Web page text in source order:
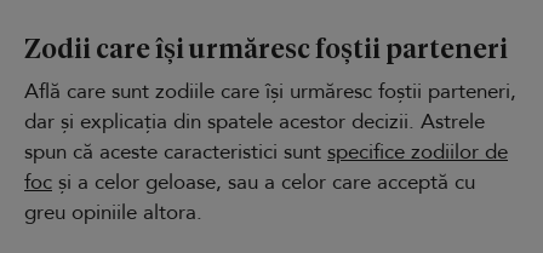
Zodii care își urmăresc foștii parteneri
Află care sunt zodiile care își urmăresc foștii parteneri,
dar și explicația din spatele acestor decizii. Astrele
spun că aceste caracteristici sunt specifice zodiilor de
foc și a celor geloase, sau a celor care acceptă cu
greu opiniile altora.